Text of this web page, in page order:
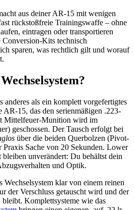
aus deiner AR-15 mit wenigen
rückstoßfreie Trainingswaffe – ohne
eintragen oder transportieren
Kits technisch
sparen, was rechtlich gilt und worauf
anderes als ein komplett vorgefertigtes
15, das den serienmäßigen .223-
Mittelfeuer-Munition wird im
geschossen. Der Tausch erfolgt bei
über die beiden Querbolzen (Pivot-
Sache von 20 Sekunden. Lower
unverändert: Du behältst dein
und Optik.
Wechselsystem klar von einem reinen
der Verschluss getauscht wird und der
Komplettsysteme wie das